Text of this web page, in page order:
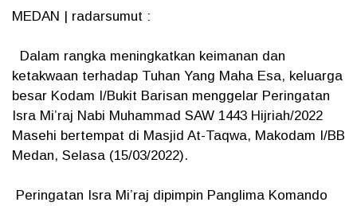
MEDAN | radarsumut :
Dalam rangka meningkatkan keimanan dan
ketakwaan terhadap Tuhan Yang Maha Esa, keluarga
besar Kodam I/Bukit Barisan menggelar Peringatan
Isra Mi’raj Nabi Muhammad SAW 1443 Hijriah/2022
Masehi bertempat di Masjid At-Taqwa, Makodam I/BB
Medan, Selasa (15/03/2022).
Peringatan Isra Mi’raj dipimpin Panglima Komando